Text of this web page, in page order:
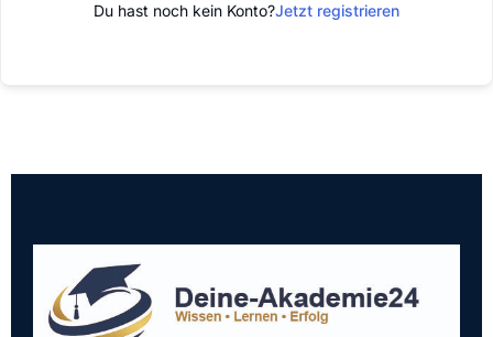
Du hast noch kein Konto?Jetzt registrieren